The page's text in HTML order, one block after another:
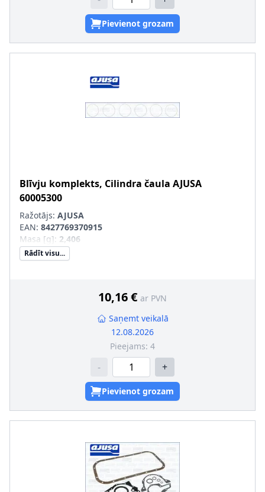
Pievienot grozam
Blīvju komplekts, Cilindra čaula AJUSA
60005300
Ražotājs: AJUSA
EAN: 8427769370915
Masa [g]: 2,406
Rādīt visu...
10,16 € ar PVN
Saņemt veikalā
12.08.2026
Pieejams: 4
- +
Pievienot grozam